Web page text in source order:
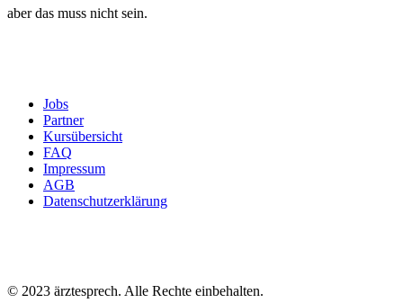
aber das muss nicht sein.
Jobs
Partner
Kursübersicht
FAQ
Impressum
AGB
Datenschutzerklärung
© 2023 ärztesprech. Alle Rechte einbehalten.